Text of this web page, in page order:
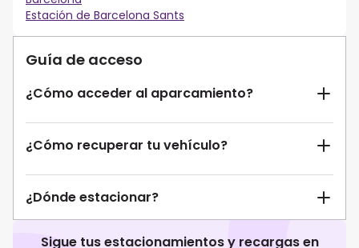
Estación de Barcelona Sants
Guía de acceso
¿Cómo acceder al aparcamiento?
¿Cómo recuperar tu vehículo?
¿Dónde estacionar?
Sigue tus estacionamientos y recargas en